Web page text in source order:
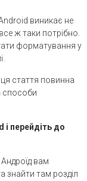
виникає не
ж таки потрібно.
форматування у
стаття повинна
способи
перейдіть до
вам
знайти там розділ